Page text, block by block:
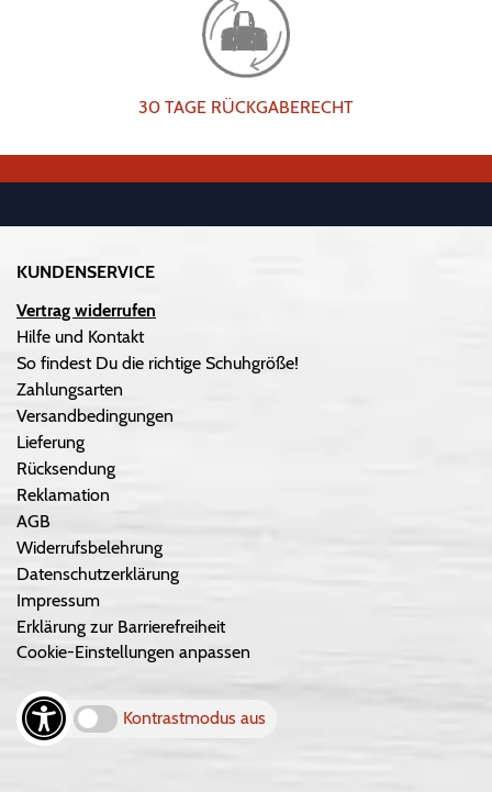
30 TAGE RÜCKGABERECHT
KUNDENSERVICE
Vertrag widerrufen
Hilfe und Kontakt
So findest Du die richtige Schuhgröße!
Zahlungsarten
Versandbedingungen
Lieferung
Rücksendung
Reklamation
AGB
Widerrufsbelehrung
Datenschutzerklärung
Impressum
Erklärung zur Barrierefreiheit
Cookie-Einstellungen anpassen
Kontrastmodus aus